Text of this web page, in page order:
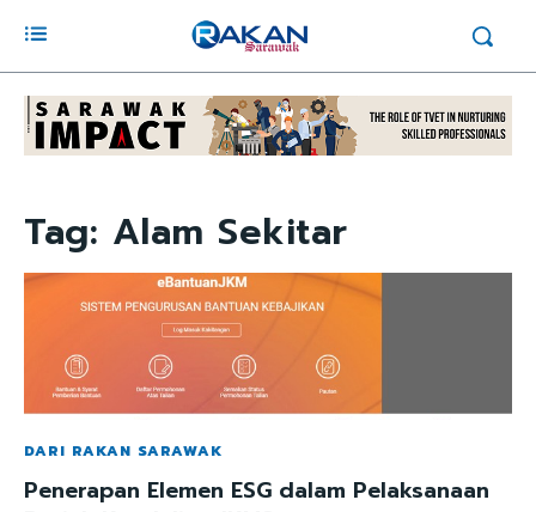
Tag: Alam Sekitar
DARI RAKAN SARAWAK
Penerapan Elemen ESG dalam Pelaksanaan